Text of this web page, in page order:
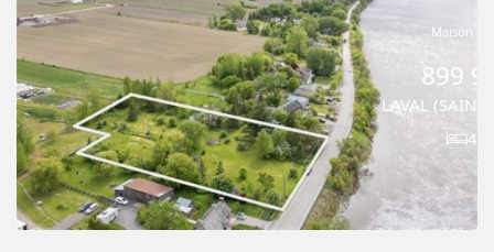
LAVAL
899
Maison à
4